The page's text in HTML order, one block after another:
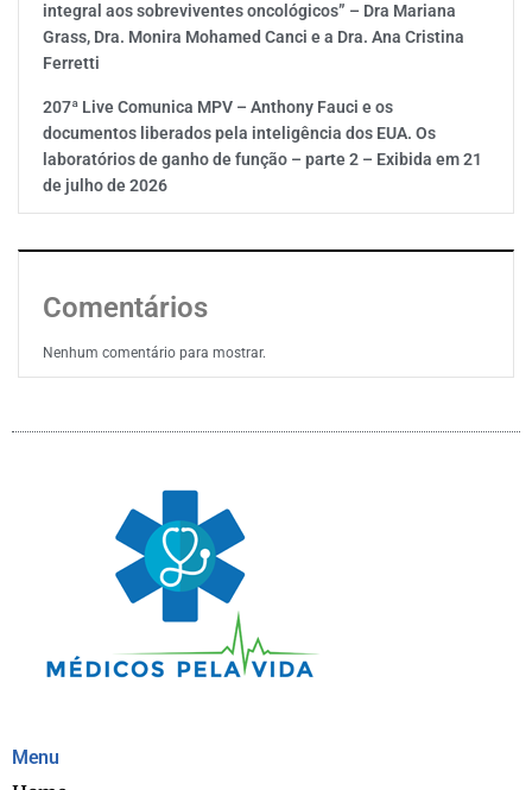
integral aos sobreviventes oncológicos” – Dra Mariana
Grass, Dra. Monira Mohamed Canci e a Dra. Ana Cristina
Ferretti
207ª Live Comunica MPV – Anthony Fauci e os
documentos liberados pela inteligência dos EUA. Os
laboratórios de ganho de função – parte 2 – Exibida em 21
de julho de 2026
Comentários
Nenhum comentário para mostrar.
Menu